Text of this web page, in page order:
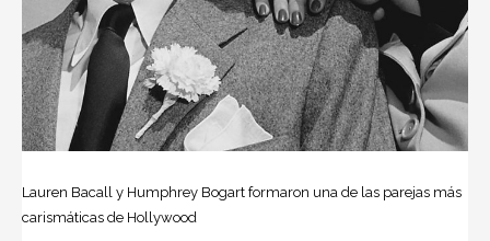
Lauren Bacall y Humphrey Bogart formaron una de las parejas más
carismáticas de Hollywood